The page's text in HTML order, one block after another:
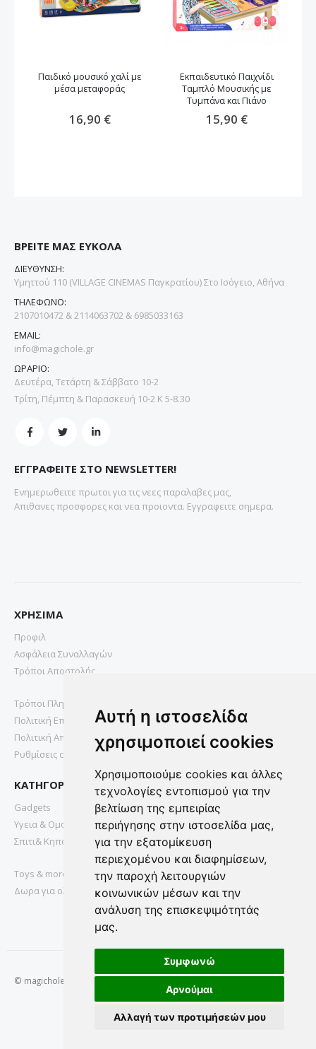
Αυτή η ιστοσελίδα
χρησιμοποιεί cookies
Χρησιμοποιούμε cookies και άλλες
τεχνολογίες εντοπισμού για την
βελτίωση της εμπειρίας
περιήγησης στην ιστοσελίδα μας,
για την εξατομίκευση
περιεχομένου και διαφημίσεων,
την παροχή λειτουργιών
κοινωνικών μέσων και την
ανάλυση της επισκεψιμότητάς
μας.
Συμφωνώ
Αρνούμαι
Αλλαγή των προτιμήσεών μου
Παιδικό μουσικό χαλί με
μέσα μεταφοράς
16,90 €
Εκπαιδευτικό Παιχνίδι
Ταμπλό Μουσικής με
Τυμπάνα και Πιάνο
15,90 €
ΒΡΕΙΤΕ ΜΑΣ ΕΥΚΟΛΑ
ΔΙΕΥΘΥΝΣΗ:
Υμηττού 110 (VILLAGE CINEMAS Παγκρατίου) Στο Ισόγειο, Αθήνα
ΤΗΛΕΦΩΝΟ:
2107010472 & 2114063702 & 6985033163
EMAIL:
info@magichole.gr
ΩΡΑΡΙΟ:
Δευτέρα, Τετάρτη & Σάββατο 10-2
Τρίτη, Πέμπτη & Παρασκευή 10-2 Κ 5-8.30
ΕΓΓΡΑΦΕΙΤΕ ΣΤΟ NEWSLETTER!
Ενημερωθειτε πρωτοι για τις νεες παραλαβες μας,
Απιθανες προσφορες και νεα προιοντα. Εγγραφειτε σημερα.
ΧΡΗΣΙΜΑ
Προφιλ
Ασφάλεια Συναλλαγών
Τρόποι Αποστολής
Τρόποι Πληρωμής
Πολιτική Επιστροφών
Πολιτική Απορρήτου
Ρυθμίσεις cookies
ΚΑΤΗΓΟΡΙΕΣ
Gadgets
Υγεια & Ομορφια
Σπιτι& Κηπος
Toys & more
Δωρα για ολους
© magichole.gr 2022. All Rights Reserved.